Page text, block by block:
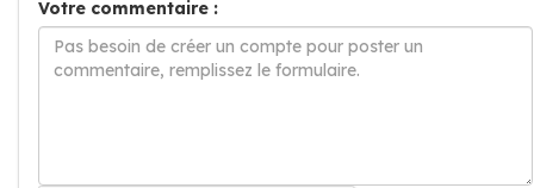
Votre commentaire :